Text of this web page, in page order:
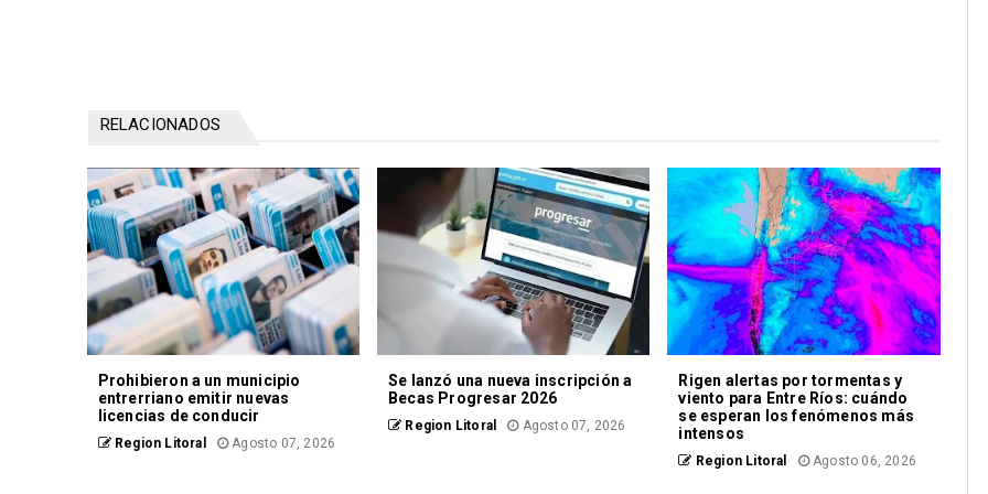
RELACIONADOS
Prohibieron a un municipio
entrerriano emitir nuevas
licencias de conducir
Region Litoral Agosto 07, 2026
Se lanzó una nueva inscripción a
Becas Progresar 2026
Region Litoral Agosto 07, 2026
Rigen alertas por tormentas y
viento para Entre Ríos: cuándo
se esperan los fenómenos más
intensos
Region Litoral Agosto 06, 2026